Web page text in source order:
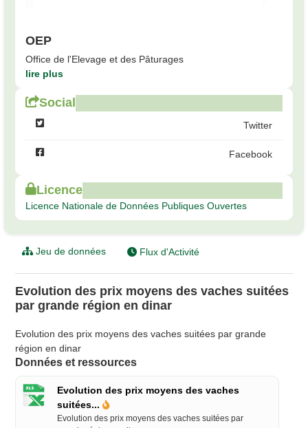
OEP
Office de l'Elevage et des Pâturages
lire plus
Social
Twitter
Facebook
Licence
Licence Nationale de Données Publiques Ouvertes
Jeu de données Flux d'Activité
Evolution des prix moyens des vaches suitées
par grande région en dinar
Evolution des prix moyens des vaches suitées par grande
région en dinar
Données et ressources
Evolution des prix moyens des vaches
suitées...
Evolution des prix moyens des vaches suitées par